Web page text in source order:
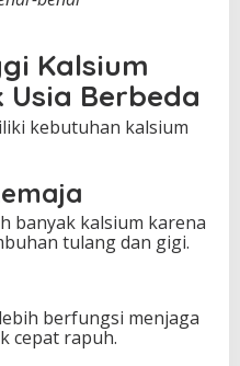
Kalsium
Berbeda
kebutuhan kalsium
banyak kalsium karena
tulang dan gigi.
berfungsi menjaga
cepat rapuh.